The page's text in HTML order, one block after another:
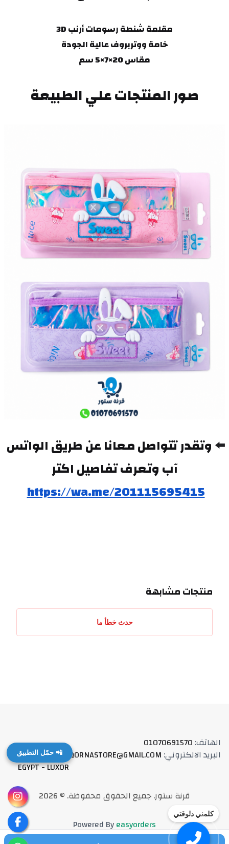
كلمني دلوقتي
📲 حمّل التطبيق
مقلمة شنطة رسومات أرنب 3D
خامة ووتربروف عالية الجودة
مقاس 20×7×5 سم
صور المنتجات علي الطبيعة
⬅️
آب وتعرف تفاصيل اكتر
https://wa.me/201115695415
منتجات مشابهة
حدث خطأ ما
الهاتف:
01070691570
البريد الالكتروني:
QORNASTORE@GMAIL.COM العنوان:
EGYPT - LUXOR
قرنة ستور.جميع الحقوق محفوظة. ©
2026
Powered Byeasyorders